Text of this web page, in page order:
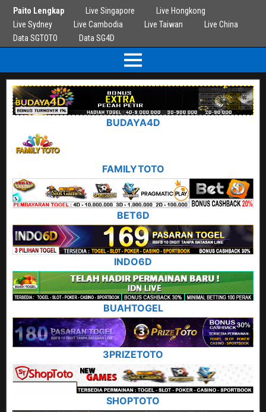
Paito Lengkap Live Singapore
Live Hongkong
Live Sydney
Live Cambodia Live Taiwan
Live China
Data SGTOTO
Data SG4D
BUDAYA4D
FAMILYTOTO
BET6D
INDO6D
BUAHTOGEL
3PRIZETOTO
SHOPTOTO